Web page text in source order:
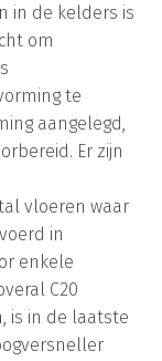
in de kelders is
om
te
aangelegd,
Er zijn
vloeren waar
in
enkele
C20
is in de laatste